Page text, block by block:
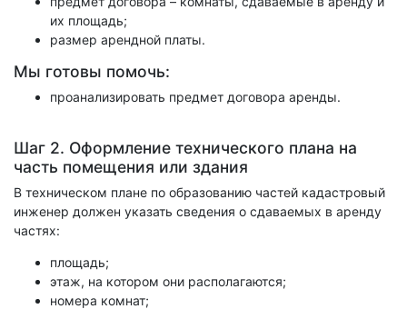
их площадь;
размер арендной платы.
Мы готовы помочь:
проанализировать предмет договора аренды.
Шаг 2. Оформление технического плана на
часть помещения или здания
В техническом плане по образованию частей кадастровый
инженер должен указать сведения о сдаваемых в аренду
частях:
площадь;
этаж, на котором они располагаются;
номера комнат;